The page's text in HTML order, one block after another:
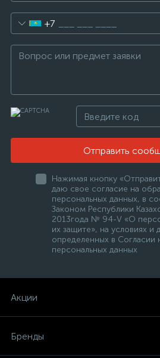
+7
Отправить
Нажимая кнопку
даю свое согласие на
персональных данных, в
Законом Республики
2013года № 94-V «О
их защите», на условиях и
определенных в Согласии
персональных данных
Акции
Бренды